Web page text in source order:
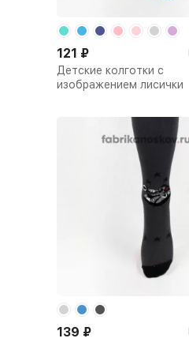
Детские колготки с
изображением лисички
121 ₽
139 ₽